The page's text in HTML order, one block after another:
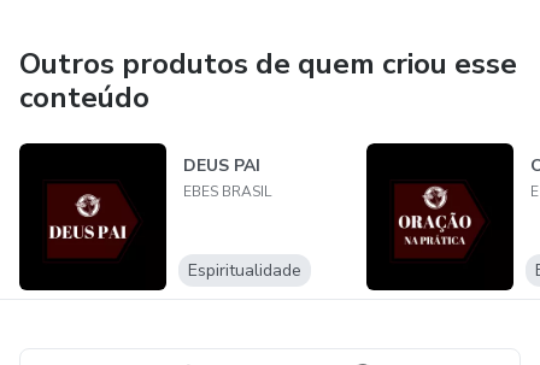
Outros produtos de quem criou esse
conteúdo
DEUS PAI
EBES BRASIL
Espiritualidade